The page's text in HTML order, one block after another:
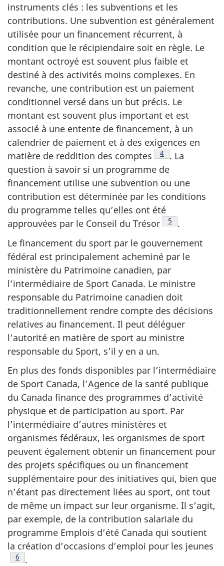
instruments clés : les subventions et les
contributions. Une subvention est généralement
utilisée pour un financement récurrent, à
condition que le récipiendaire soit en règle. Le
montant octroyé est souvent plus faible et
destiné à des activités moins complexes. En
revanche, une contribution est un paiement
conditionnel versé dans un but précis. Le
montant est souvent plus important et est
associé à une entente de financement, à un
calendrier de paiement et à des exigences en
matière de reddition des comptes
Note de bas de
4
. La
question à savoir si un programme de
financement utilise une subvention ou une
contribution est déterminée par les conditions
du programme telles qu’elles ont été
approuvées par le Conseil du Trésor
Note de bas de
5
.
Le financement du sport par le gouvernement
fédéral est principalement acheminé par le
ministère du Patrimoine canadien, par
l’intermédiaire de Sport Canada. Le ministre
responsable du Patrimoine canadien doit
traditionnellement rendre compte des décisions
relatives au financement. Il peut déléguer
l’autorité en matière de sport au ministre
responsable du Sport, s’il y en a un.
En plus des fonds disponibles par l’intermédiaire
de Sport Canada, l’Agence de la santé publique
du Canada finance des programmes d’activité
physique et de participation au sport. Par
l’intermédiaire d’autres ministères et
organismes fédéraux, les organismes de sport
peuvent également obtenir un financement pour
des projets spécifiques ou un financement
supplémentaire pour des initiatives qui, bien que
n’étant pas directement liées au sport, ont tout
de même un impact sur leur organisme. Il s’agit,
par exemple, de la contribution salariale du
programme Emplois d’été Canada qui soutient
la création d’occasions d’emploi pour les jeunes
Note de bas de page
6
.